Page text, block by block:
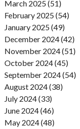
March 2025 (51)
February 2025 (54)
January 2025 (49)
December 2024 (42)
November 2024 (51)
October 2024 (45)
September 2024 (54)
August 2024 (38)
July 2024 (33)
June 2024 (46)
May 2024 (48)